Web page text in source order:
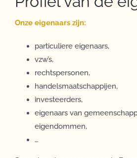
Onze eigenaars zijn:
particuliere eigenaars,
vzw’s,
rechtspersonen,
handelsmaatschappijen,
investeerders,
eigenaars van
eigendommen,
…